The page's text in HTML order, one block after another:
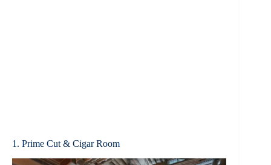
1. Prime Cut & Cigar Room